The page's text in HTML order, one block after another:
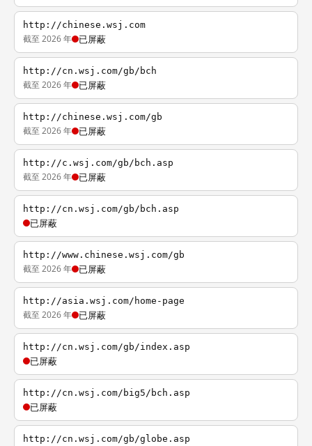
http://chinese.wsj.com
截至 2026 年 已屏蔽
http://cn.wsj.com/gb/bch
截至 2026 年 已屏蔽
http://chinese.wsj.com/gb
截至 2026 年 已屏蔽
http://c.wsj.com/gb/bch.asp
截至 2026 年 已屏蔽
http://cn.wsj.com/gb/bch.asp
已屏蔽
http://www.chinese.wsj.com/gb
截至 2026 年 已屏蔽
http://asia.wsj.com/home-page
截至 2026 年 已屏蔽
http://cn.wsj.com/gb/index.asp
已屏蔽
http://cn.wsj.com/big5/bch.asp
已屏蔽
http://cn.wsj.com/gb/globe.asp